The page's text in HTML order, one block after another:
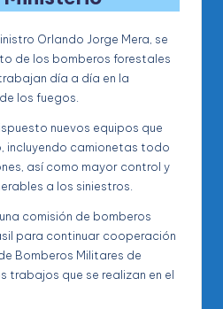
Orlando Jorge Mera, se
de los bomberos forestales
día a día en la
los fuegos.
nuevos equipos que
incluyendo camionetas todo
así como mayor control y
a los siniestros.
comisión de bomberos
para continuar cooperación
Bomberos Militares de
trabajos que se realizan en el